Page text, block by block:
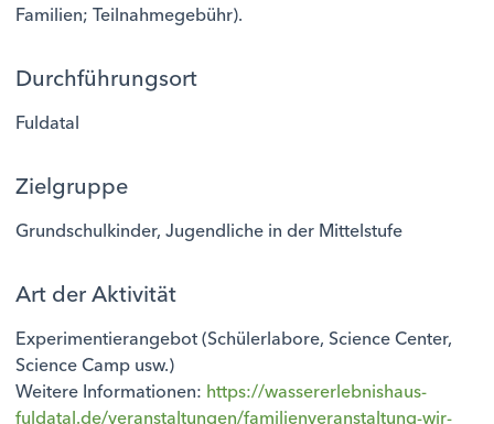
Familien; Teilnahmegebühr).
Durchführungsort
Fuldatal
Zielgruppe
Grundschulkinder, Jugendliche in der Mittelstufe
Art der Aktivität
Experimentierangebot (Schülerlabore, Science Center,
Science Camp usw.)
Weitere Informationen: https://wassererlebnishaus-
fuldatal.de/veranstaltungen/familienveranstaltung-wir-